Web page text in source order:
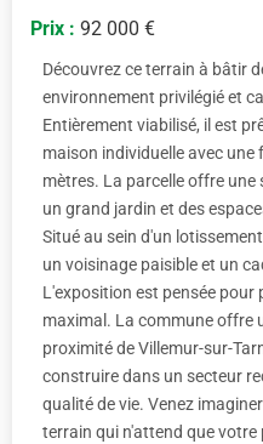
Prix : 92 000 €
Découvrez ce terrain à bâtir
environnement privilégié et
Entièrement viabilisé, il est
maison individuelle avec une
mètres. La parcelle offre
un grand jardin et des
Situé au sein d'un
un voisinage paisible et un
L'exposition est pensée
maximal. La commune offre
proximité de Villemur-sur-
construire dans un secteur
qualité de vie. Venez
terrain qui n'attend que